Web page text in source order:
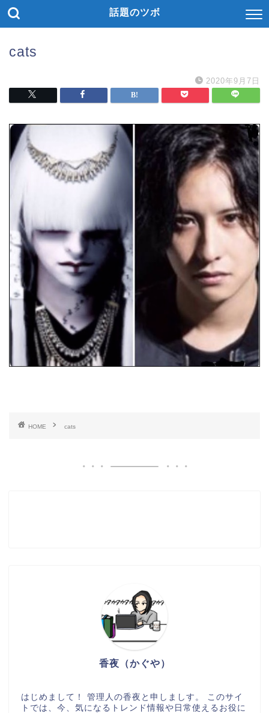
話題のツボ
cats
2020年9月7日
HOME cats
香夜（かぐや）
はじめまして！ 管理人の香夜と申しましす。 このサイ
トでは、今、気になるトレンド情報や日常使えるお役に